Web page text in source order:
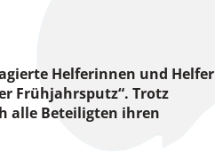
Helferinnen und Helfer
Frühjahrsputz“. Trotz
alle Beteiligten ihren